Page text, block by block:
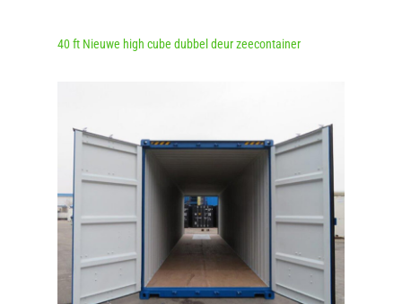
40 ft Nieuwe high cube dubbel deur zeecontainer